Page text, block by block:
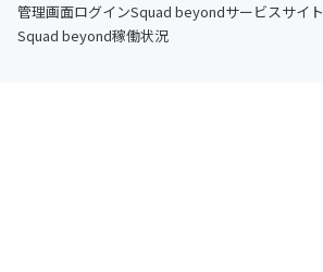
管理画面ログインSquad beyondサービスサイト
Squad beyond稼働状況